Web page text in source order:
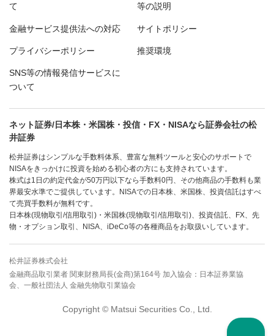
て 等の説明
金融サービス提供法への対応 サイトポリシー
プライバシーポリシー 推奨環境
SNS等の情報発信サービスに
ついて
ネット証券/日本株・米国株・投信・FX・NISAなら証券会社の松
井証券
松井証券はシンプルな手数料体系、豊富な無料ツールと安心のサポートで
NISAをきっかけに投資を始める初心者の方にも支持されています。
株式は1日の約定代金が50万円以下なら手数料0円、その他商品の手数料も業
界最安水準でご提供しています。NISAでの日本株、米国株、投資信託はすべ
て売買手数料が無料です。
日本株(現物取引/信用取引)・米国株(現物取引/信用取引)、投資信託、FX、先
物・オプション取引、NISA、iDeCo等の各種商品をお取扱いしています。
松井証券株式会社
金融商品取引業者 関東財務局長(金商)第164号 加入協会：日本証券業協
会、一般社団法人 金融先物取引業協会
Copyright © Matsui Securities Co., Ltd.